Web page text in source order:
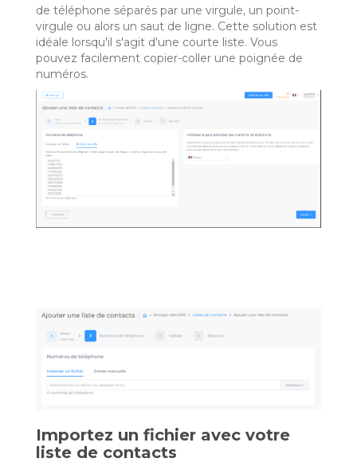
de téléphone séparés par une virgule, un point-
virgule ou alors un saut de ligne. Cette solution est
idéale lorsqu'il s'agit d'une courte liste. Vous
pouvez facilement copier-coller une poignée de
numéros.
Importez un fichier avec votre
liste de contacts